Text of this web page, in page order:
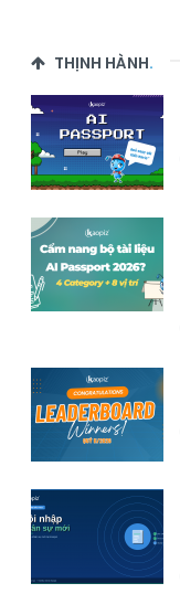
THỊNH HÀNH.